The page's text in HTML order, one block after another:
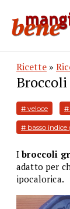
Ricette »
# veloce #
# basso
Ibroccoli
adatto per
ipocalorica.